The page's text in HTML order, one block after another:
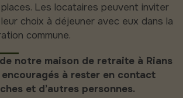
Les locataires peuvent inviter
choix à déjeuner avec eux dans la
commune.
notre maison de retraite à Rians
à rester en contact
et d’autres personnes.